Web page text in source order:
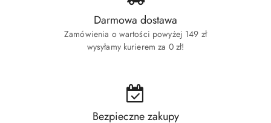
Darmowa dostawa
Zamówienia o wartości powyżej 149 zł
wysyłamy kurierem za 0 zł!
Bezpieczne zakupy